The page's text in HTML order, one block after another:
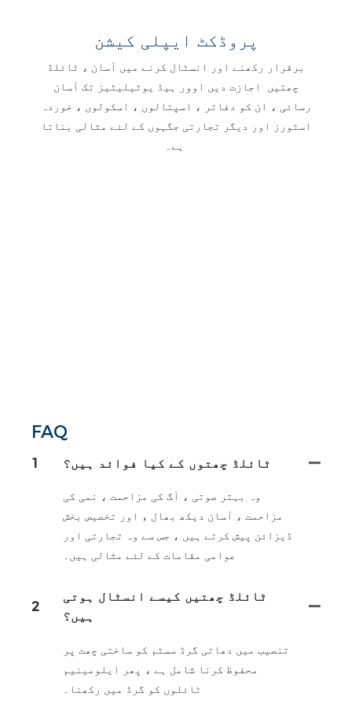
پروڈکٹ ایپلی کیشن
برقرار رکھنے اور انسٹال کرنے میں آسان ، ٹائلڈ
چھتیں
اجازت دیں اوور ہیڈ یوٹیلیٹیز تک آسان
رسائی ، ان کو دفاتر ، اسپتالوں ، اسکولوں ، خوردہ
اسٹورز اور دیگر تجارتی جگہوں کے لئے مثالی بناتا
FAQ
1 ٹائلڈ چھتوں کے کیا فوائد ہیں؟
وہ بہتر صوتی ، آگ کی مزاحمت ، نمی کی
مزاحمت ، آسان دیکھ بھال ، اور تخصیص بخش
ڈیزائن پیش کرتے ہیں ، جس سے وہ تجارتی اور
عوامی مقامات کے لئے مثالی ہیں۔
2
ٹائلڈ چھتیں کیسے انسٹال ہوتی
ہیں؟
تنصیب میں دھاتی گرڈ سسٹم کو ساختی چھت پر
محفوظ کرنا شامل ہے ، پھر ایلومینیم
ٹائلوں کو گرڈ میں رکھنا۔